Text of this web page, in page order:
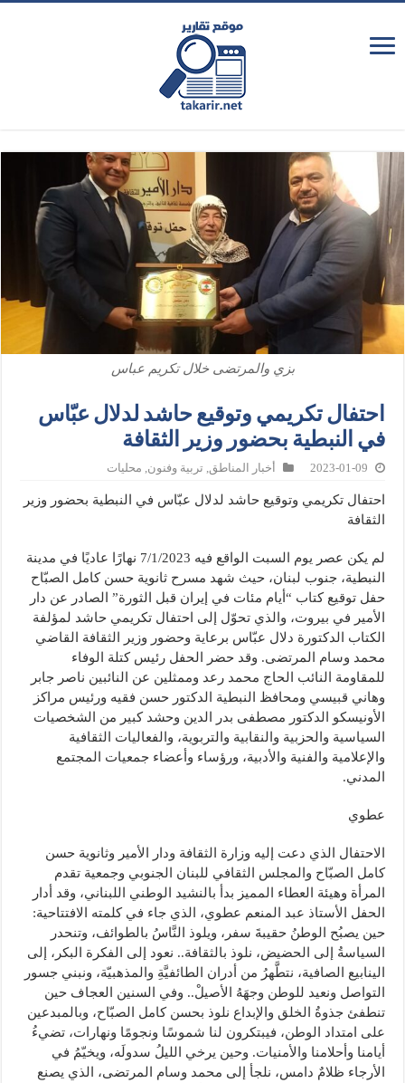
بزي والمرتضى خلال تكريم عباس
احتفال تكريمي وتوقيع حاشد لدلال عبّاس
في النبطية بحضور وزير الثقافة
2023-01-09 أخبار المناطق تربية وفنون محليات
احتفال تكريمي وتوقيع حاشد لدلال عبّاس في النبطية بحضور وزير
الثقافة
لم يكن عصر يوم السبت الواقع فيه 7/1/2023 نهارًا عاديًا في مدينة
النبطية، جنوب لبنان، حيث شهد مسرح ثانوية حسن كامل الصبّاح
حفل توقيع كتاب “أيام مئات في إيران قبل الثورة” الصادر عن دار
الأمير في بيروت، والذي تحوّل إلى احتفال تكريمي حاشد لمؤلفة
الكتاب الدكتورة دلال عبّاس برعاية وحضور وزير الثقافة القاضي
محمد وسام المرتضى. وقد حضر الحفل رئيس كتلة الوفاء
للمقاومة النائب الحاج محمد رعد وممثلين عن النائبين ناصر جابر
وهاني قبيسي ومحافظ النبطية الدكتور حسن فقيه ورئيس مراكز
الأونيسكو الدكتور مصطفى بدر الدين وحشد كبير من الشخصيات
السياسية والحزبية والنقابية والتربوية، والفعاليات الثقافية
والإعلامية والفنية والأدبية، ورؤساء وأعضاء جمعيات المجتمع
المدني.
عطوي
الاحتفال الذي دعت إليه وزارة الثقافة ودار الأمير وثانوية حسن
كامل الصبّاح والمجلس الثقافي للبنان الجنوبي وجمعية تقدم
المرأة وهيئة العطاء المميز بدأ بالنشيد الوطني اللبناني، وقد أدار
الحفل الأستاذ عبد المنعم عطوي، الذي جاء في كلمته الافتتاحية:
حين يصبُح الوطنُ حقيبةَ سفر، ويلوذ النَّاسُ بالطوائف، وتنحدر
السياسةُ إلى الحضيض، نلوذ بالثقافة.. نعود إلى الفكرة البكر، إلى
الينابيع الصافية، نتطَّهرُ من أدران الطائفيَّةِ والمذهبيّة، ونبني جسور
التواصل ونعيد للوطن وجهَهُ الأصيلْ.. وفي السنين العجاف حين
تنطفئ جذوةُ الخلق والإبداع نلوذ بحسن كامل الصبّاح، وبالمبدعين
على امتداد الوطن، فيبتكرون لنا شموسًا ونجومًا ونهارات، تضيءُ
أيامنا وأحلامنا والأمنيات. وحين يرخي الليلُ سدولَه، ويخيّمُ في
الأرجاء ظلامٌ دامس، نلجأ إلى محمد وسام المرتضى، الذي يصنع